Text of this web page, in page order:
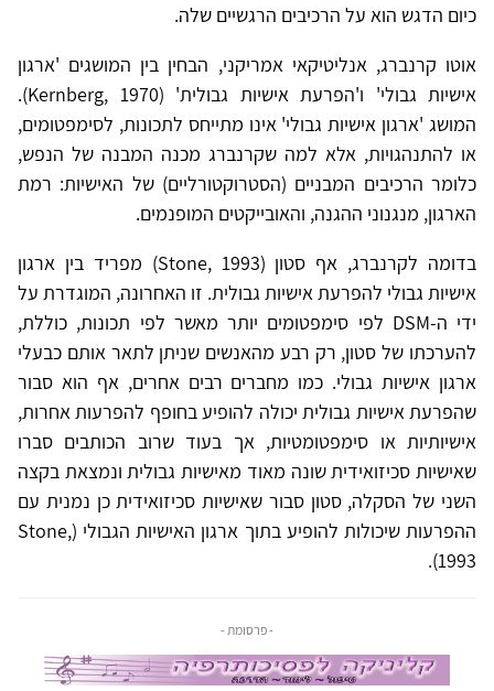
כיום הדגש הוא על הרכיבים הרגשיים שלה.
אוטו קרנברג, אנליטיקאי אמריקני, הבחין בין המושגים 'ארגון
אישיות גבולי' ו'הפרעת אישיות גבולית' (Kernberg, 1970).
המושג 'ארגון אישיות גבולי' אינו מתייחס לתכונות, לסימפטומים,
או להתנהגויות, אלא למה שקרנברג מכנה המבנה של הנפש,
כלומר הרכיבים המבניים (הסטרוקטורליים) של האישיות: רמת
הארגון, מנגנוני ההגנה, והאובייקטים המופנמים.
בדומה לקרנברג, אף סטון (Stone, 1993) מפריד בין ארגון
אישיות גבולי להפרעת אישיות גבולית. זו האחרונה, המוגדרת על
ידי ה-DSM לפי סימפטומים יותר מאשר לפי תכונות, כוללת,
להערכתו של סטון, רק רבע מהאנשים שניתן לתאר אותם כבעלי
ארגון אישיות גבולי. כמו מחברים רבים אחרים, אף הוא סבור
שהפרעת אישיות גבולית יכולה להופיע בחופף להפרעות אחרות,
אישיותיות או סימפטומטיות, אך בעוד שרוב הכותבים סברו
שאישיות סכיזואידית שונה מאוד מאישיות גבולית ונמצאת בקצה
השני של הסקלה, סטון סבור שאישיות סכיזואידית כן נמנית עם
ההפרעות שיכולות להופיע בתוך ארגון האישיות הגבולי (Stone,
1993).
- פרסומת -